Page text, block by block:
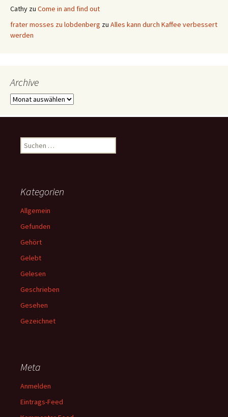
Cathy zu Come in and find out
frater mosses zu lobdenberg zu Alles kann durch Kaffee verbessert
werden
Archive
Archive
Suchen
nach:
Kategorien
Allgemein
Gefunden
Gehört
Gelebt
Gelesen
Geschrieben
Gesehen
Gezeichnet
Meta
Anmelden
Eintrags-Feed